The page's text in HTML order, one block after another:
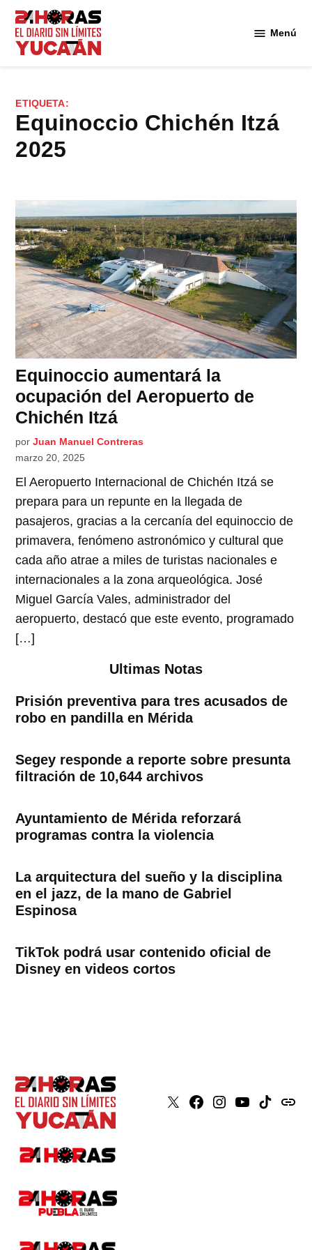
Saltar
contenido
Menú
ETIQUETA:
equinoccio Chichén Itzá
2025
Equinoccio aumentará la
ocupación del Aeropuerto de
Chichén Itzá
por Juan Manuel Contreras
marzo 20, 2025
El Aeropuerto Internacional de Chichén Itzá se
prepara para un repunte en la llegada de
pasajeros, gracias a la cercanía del equinoccio de
primavera, fenómeno astronómico y cultural que
cada año atrae a miles de turistas nacionales e
internacionales a la zona arqueológica. José
Miguel García Vales, administrador del
aeropuerto, destacó que este evento, programado
[…]
Ultimas Notas
Prisión preventiva para tres acusados de
robo en pandilla en Mérida
Segey responde a reporte sobre presunta
filtración de 10,644 archivos
Ayuntamiento de Mérida reforzará
programas contra la violencia
La arquitectura del sueño y la disciplina
en el jazz, de la mano de Gabriel
Espinosa
TikTok podrá usar contenido oficial de
Disney en videos cortos
X Faceboook
Instagram
YoutubeTiktokissuu